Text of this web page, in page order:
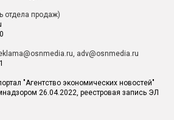
отдела продаж)
, adv@osnmedia.ru
"Агентство экономических новостей"
26.04.2022, реестровая запись ЭЛ